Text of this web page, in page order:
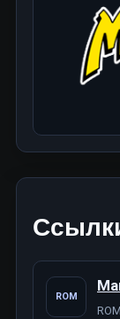
ROM
ROM